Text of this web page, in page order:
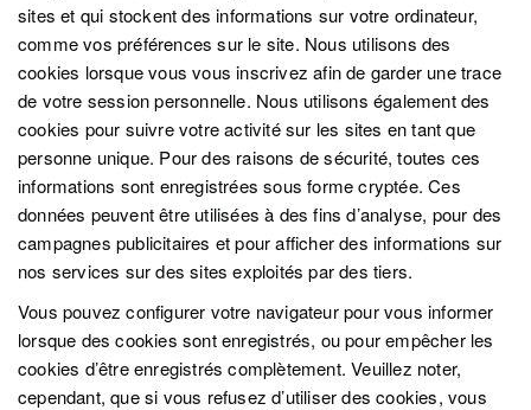
sites et qui stockent des informations sur votre ordinateur,
comme vos préférences sur le site. Nous utilisons des
cookies lorsque vous vous inscrivez afin de garder une trace
de votre session personnelle. Nous utilisons également des
cookies pour suivre votre activité sur les sites en tant que
personne unique. Pour des raisons de sécurité, toutes ces
informations sont enregistrées sous forme cryptée. Ces
données peuvent être utilisées à des fins d’analyse, pour des
campagnes publicitaires et pour afficher des informations sur
nos services sur des sites exploités par des tiers.
Vous pouvez configurer votre navigateur pour vous informer
lorsque des cookies sont enregistrés, ou pour empêcher les
cookies d’être enregistrés complètement. Veuillez noter,
cependant, que si vous refusez d’utiliser des cookies, vous